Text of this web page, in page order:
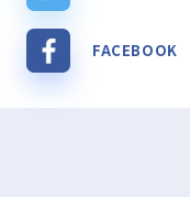
FACEBOOK